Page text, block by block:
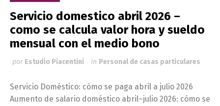
Servicio domestico abril 2026 –
como se calcula valor hora y sueldo
mensual con el medio bono
por Estudio Piacentini in Personal de casas particulares
Servicio Doméstico: cómo se paga abril a julio 2026
Aumento de salario doméstico abril–julio 2026: cómo se